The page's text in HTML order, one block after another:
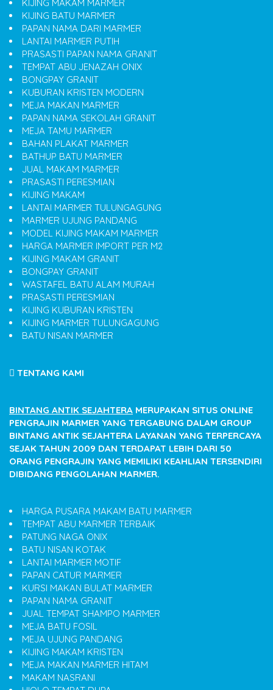
KIJING MAKAM MARMER
KIJING BATU MARMER
PAPAN NAMA DARI MARMER
LANTAI MARMER PUTIH
PRASASTI PAPAN NAMA GRANIT
TEMPAT ABU JENAZAH ONIX
BONGPAY GRANIT
KUBURAN KRISTEN MODERN
MEJA MAKAN MARMER
PAPAN NAMA SEKOLAH GRANIT
MEJA TAMU MARMER
BAHAN PLAKAT MARMER
BATHUP BATU MARMER
JUAL MAKAM MARMER
PRASASTI PERESMIAN
KIJING MAKAM
LANTAI MARMER TULUNGAGUNG
MARMER UJUNG PANDANG
MODEL KIJING MAKAM MARMER
HARGA MARMER IMPORT PER M2
KIJING MAKAM GRANIT
BONGPAY GRANIT
WASTAFEL BATU ALAM MURAH
PRASASTI PERESMIAN
KIJING KUBURAN KRISTEN
KIJING MARMER TULUNGAGUNG
BATU NISAN MARMER
TENTANG KAMI
BINTANG ANTIK SEJAHTERA MERUPAKAN SITUS ONLINE
PENGRAJIN MARMER YANG TERGABUNG DALAM GROUP
BINTANG ANTIK SEJAHTERA LAYANAN YANG TERPERCAYA
SEJAK TAHUN 2009 DAN TERDAPAT LEBIH DARI 50
ORANG PENGRAJIN YANG MEMILIKI KEAHLIAN TERSENDIRI
DIBIDANG PENGOLAHAN MARMER.
HARGA PUSARA MAKAM BATU MARMER
TEMPAT ABU MARMER TERBAIK
PATUNG NAGA ONIX
BATU NISAN KOTAK
LANTAI MARMER MOTIF
PAPAN CATUR MARMER
KURSI MAKAN BULAT MARMER
PAPAN NAMA GRANIT
JUAL TEMPAT SHAMPO MARMER
MEJA BATU FOSIL
MEJA UJUNG PANDANG
KIJING MAKAM KRISTEN
MEJA MAKAN MARMER HITAM
MAKAM NASRANI